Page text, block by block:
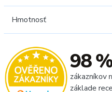
Hmotnosť
98 %
zákazníkov
základe